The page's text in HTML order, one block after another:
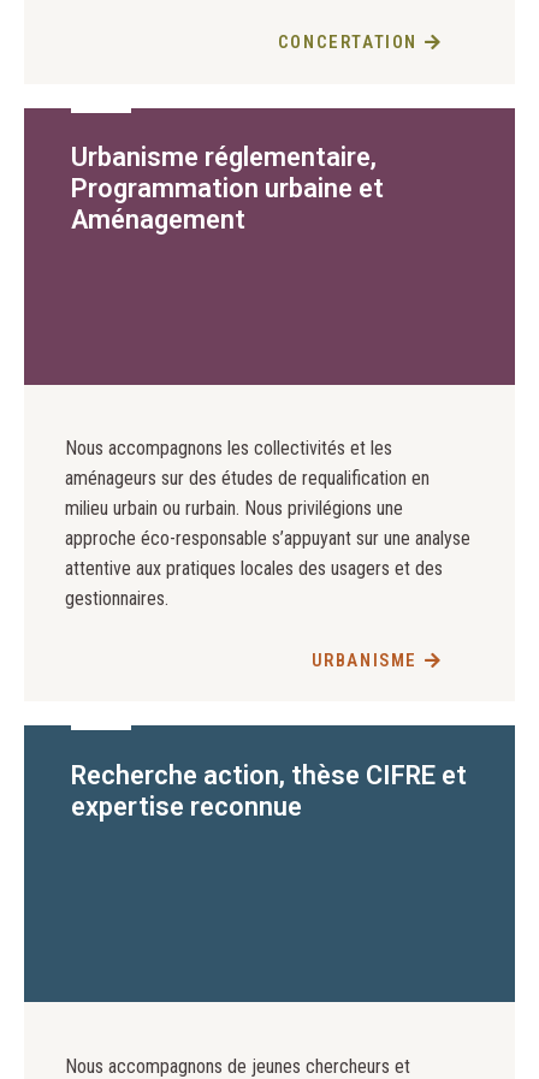
CONCERTATION
Urbanisme réglementaire,
Programmation urbaine et
Aménagement
Nous accompagnons les collectivités et les
aménageurs sur des études de requalification en
milieu urbain ou rurbain. Nous privilégions une
approche éco-responsable s’appuyant sur une analyse
attentive aux pratiques locales des usagers et des
gestionnaires.
URBANISME
Recherche action, thèse CIFRE et
expertise reconnue
Nous accompagnons de jeunes chercheurs et